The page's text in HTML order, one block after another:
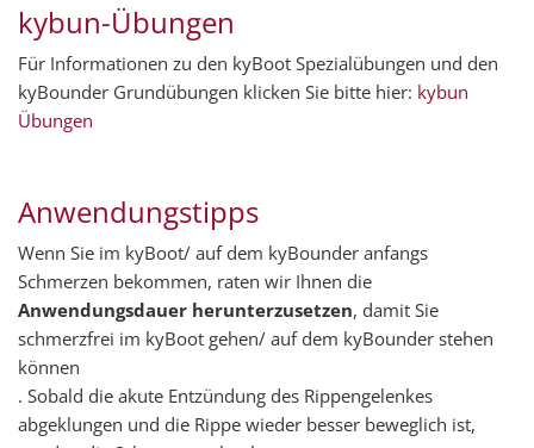
kybun-Übungen
Für Informationen zu den kyBoot Spezialübungen und den
kyBounder Grundübungen klicken Sie bitte hier: kybun
Übungen
Anwendungstipps
Wenn Sie im kyBoot/ auf dem kyBounder anfangs
Schmerzen bekommen, raten wir Ihnen die
Anwendungsdauer herunterzusetzen, damit Sie
schmerzfrei im kyBoot gehen/ auf dem kyBounder stehen
können
. Sobald die akute Entzündung des Rippengelenkes
abgeklungen und die Rippe wieder besser beweglich ist,